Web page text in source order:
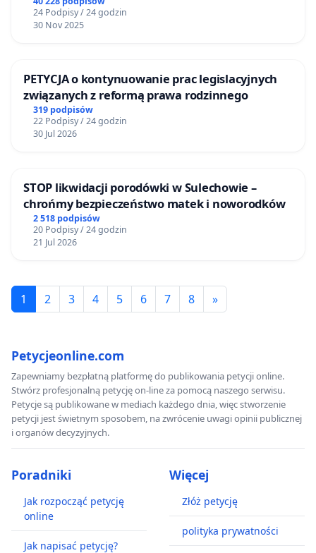
24 Podpisy / 24 godzin
30 Nov 2025
PETYCJA o kontynuowanie prac legislacyjnych
związanych z reformą prawa rodzinnego
319 podpisów
22 Podpisy / 24 godzin
30 Jul 2026
STOP likwidacji porodówki w Sulechowie –
chrońmy bezpieczeństwo matek i noworodków
2 518 podpisów
20 Podpisy / 24 godzin
21 Jul 2026
1 2 3 4 5 6 7 8 »
Petycjeonline.com
Zapewniamy bezpłatną platformę do publikowania petycji online.
Stwórz profesjonalną petycję on-line za pomocą naszego serwisu.
Petycje są publikowane w mediach każdego dnia, więc stworzenie
petycji jest świetnym sposobem, na zwrócenie uwagi opinii publicznej
i organów decyzyjnych.
Poradniki
Jak rozpocząć petycję
online
Jak napisać petycję?
Więcej
Złóż petycję
polityka prywatności